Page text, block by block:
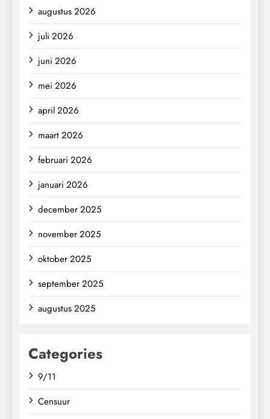
augustus 2026
juli 2026
juni 2026
mei 2026
april 2026
maart 2026
februari 2026
januari 2026
december 2025
november 2025
oktober 2025
september 2025
augustus 2025
Categories
9/11
Censuur